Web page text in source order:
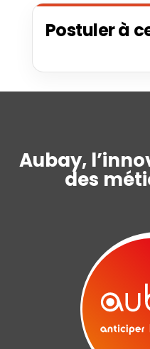
Postuler à
Aubay,
des